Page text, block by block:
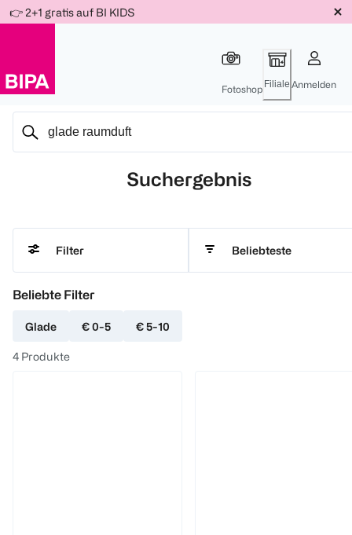
Für
Für
Für
Weiter
zum
👉 2+1 gratis auf BI KIDS
Fotoshop Filiale Anmelden
Suchergebnis
Filter Beliebteste
Beliebte Filter
Glade € 0-5 € 5-10
4 Produkte